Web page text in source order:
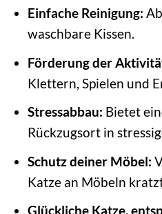
Einfache Reinigung:
waschbare Kissen.
Förderung der
Klettern, Spielen und
Stressabbau: Bietet
Rückzugsort in
Schutz deiner Möbel:
Katze an Möbeln
Glückliche Katze,